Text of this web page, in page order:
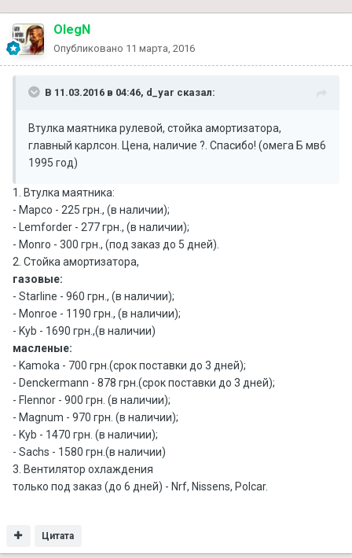
OlegN
Опубликовано 11 марта, 2016
В 11.03.2016 в 04:46, d_yar сказал:
Втулка маятника рулевой, стойка амортизатора,
главный карлсон. Цена, наличие ?. Спасибо! (омега Б мв6
1995 год)
1. Втулка маятника:
- Mapco - 225 грн., (в наличии);
- Lemforder - 277 грн., (в наличии);
- Monro - 300 грн., (под заказ до 5 дней).
2. Стойка амортизатора,
газовые:
- Starline - 960 грн., (в наличии);
- Monroe - 1190 грн., (в наличии);
- Kyb - 1690 грн.,(в наличии)
масленые:
- Kamoka - 700 грн.(срок поставки до 3 дней);
- Denckermann - 878 грн.(срок поставки до 3 дней);
- Flennor - 900 грн. (в наличии);
- Magnum - 970 грн. (в наличии);
- Kyb - 1470 грн. (в наличии);
- Sachs - 1580 грн.(в наличии)
3. Вентилятор охлаждения
только под заказ (до 6 дней) - Nrf, Nissens, Polcar.
Цитата